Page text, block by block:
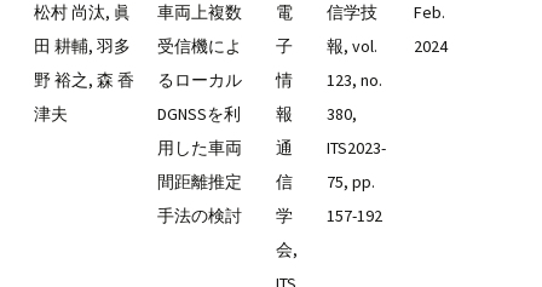
松村 尚汰, 眞
田 耕輔, 羽多
野 裕之, 森 香
津夫
車両上複数
受信機によ
るローカル
DGNSSを利
用した車両
間距離推定
手法の検討
電
子
情
報
通
信
学
会,
信学技
報, vol.
123, no.
380,
ITS2023-
75, pp.
157-192
Feb.
2024